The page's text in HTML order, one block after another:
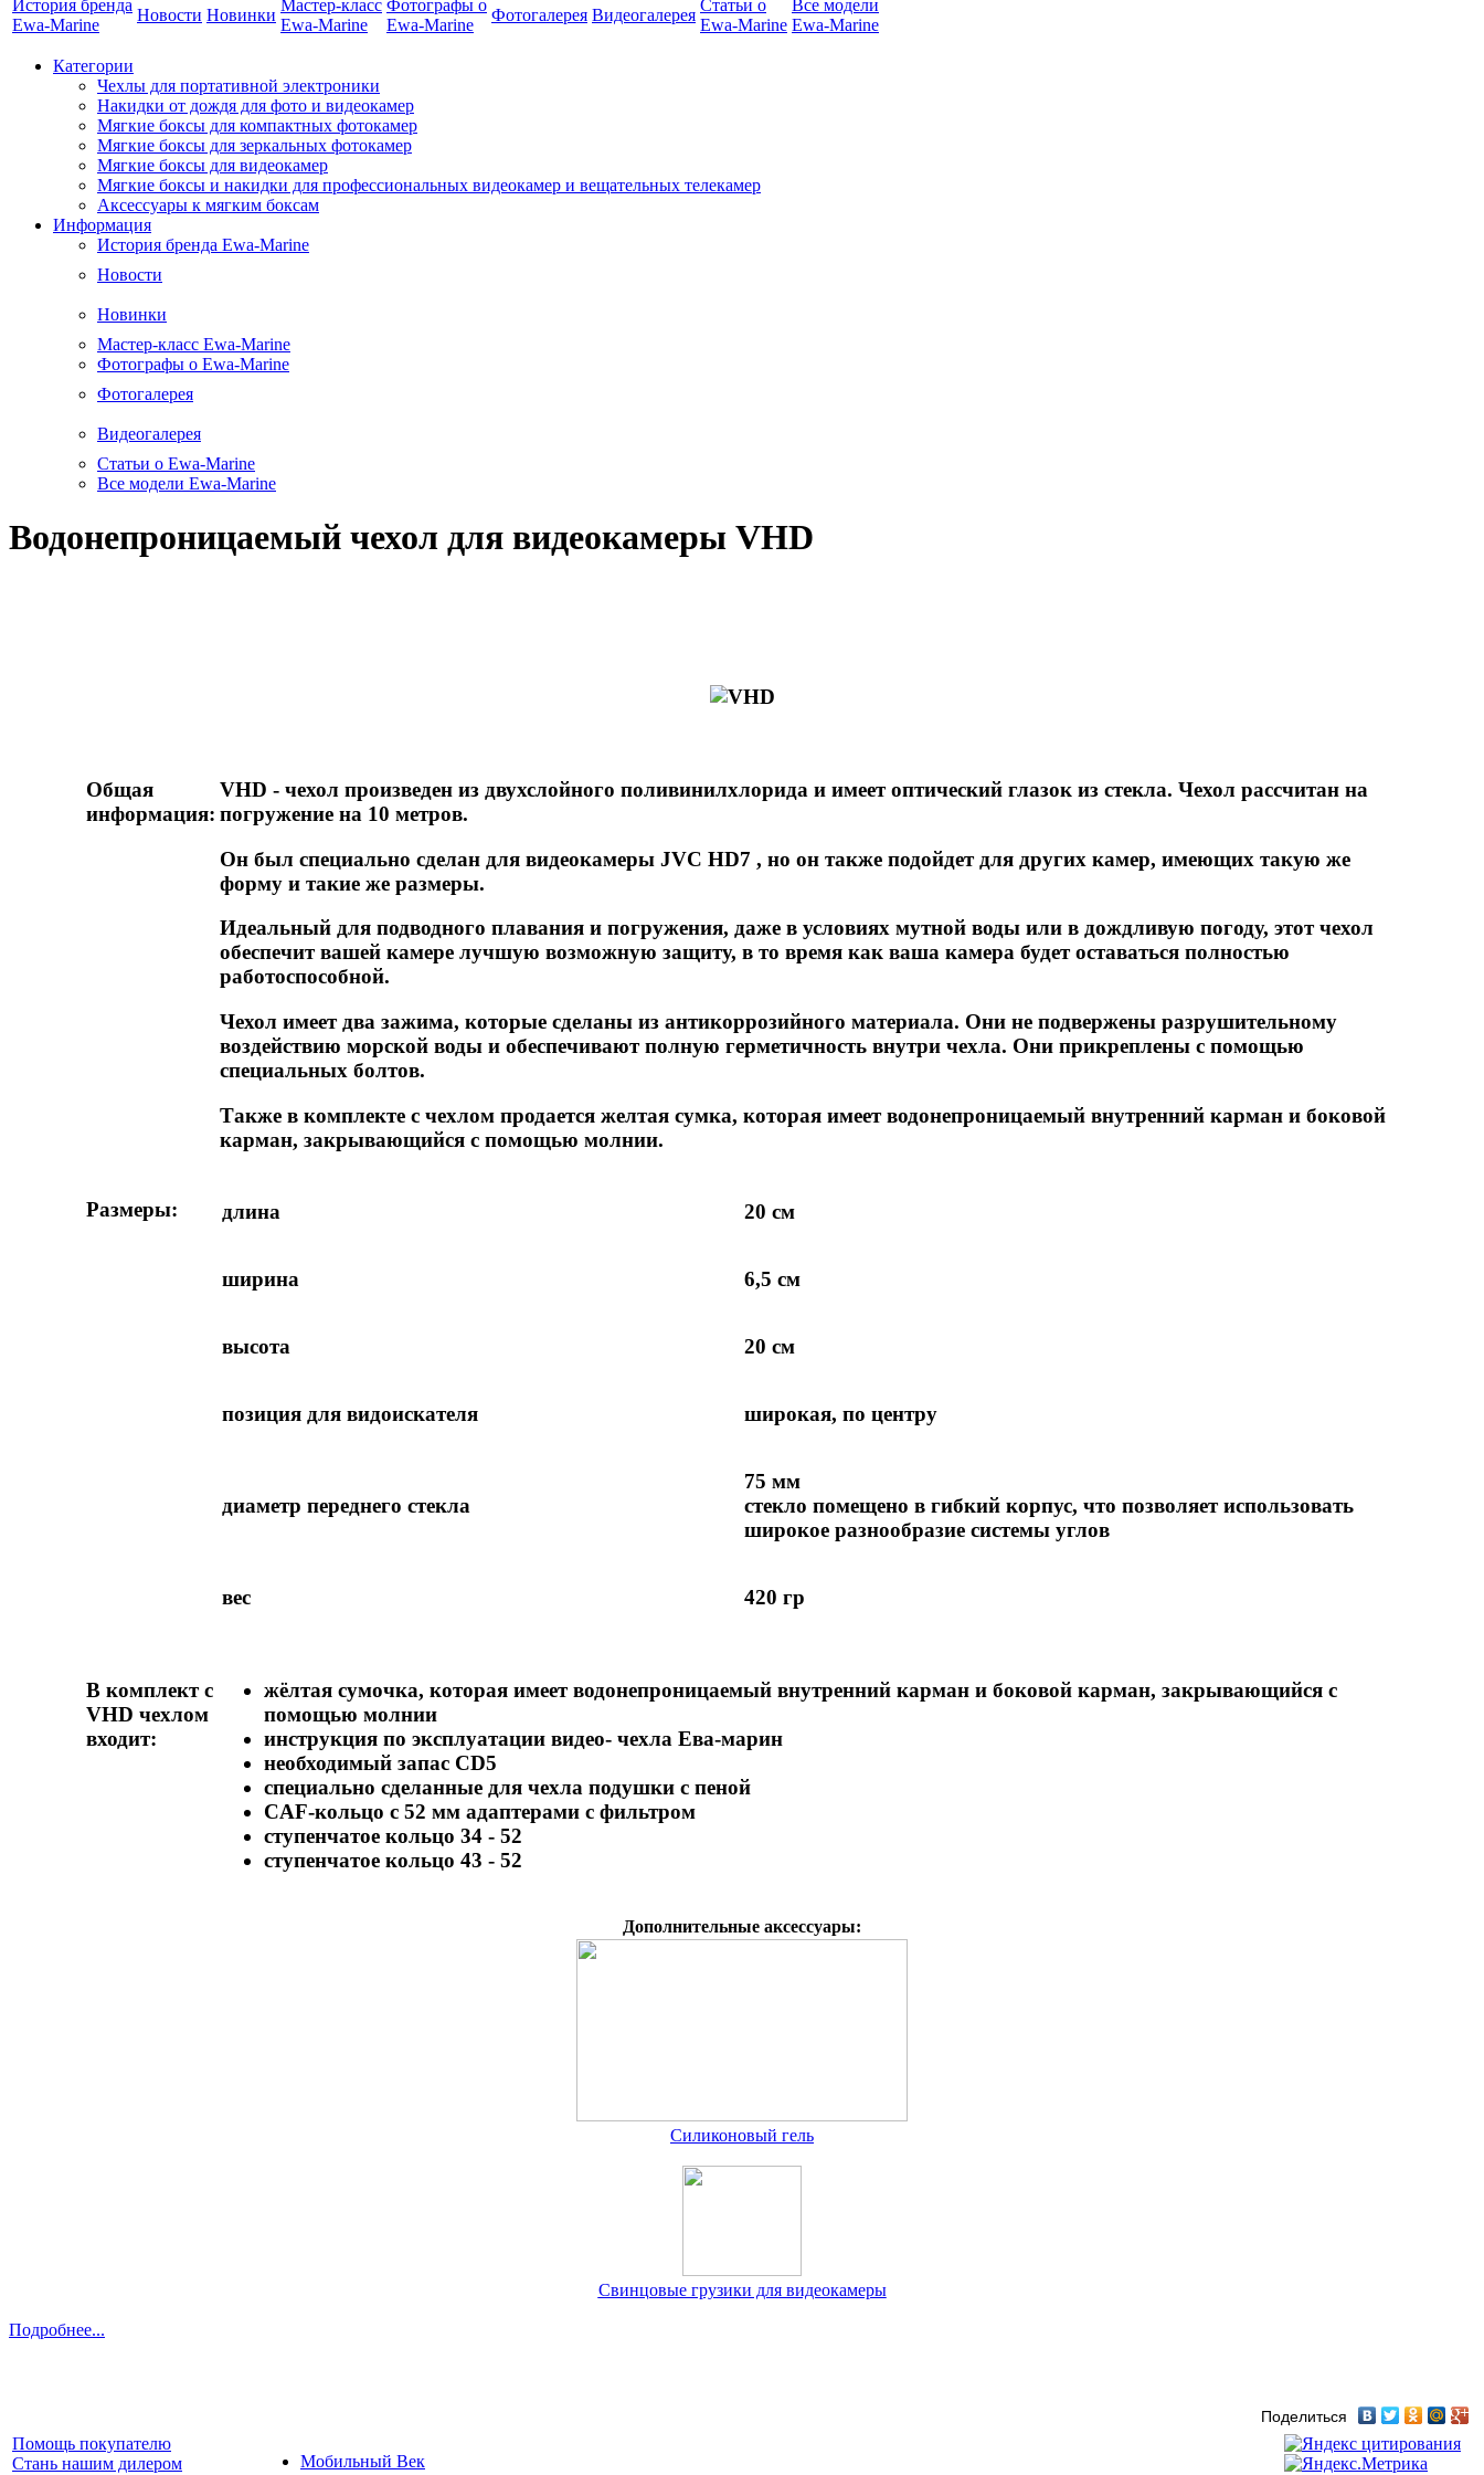
История бренда
Ewa-Marine
Новости Новинки
Мастер-класс
Ewa-Marine
Фотографы о
Ewa-Marine
Фотогалерея Видеогалерея
Статьи о
Ewa-Marine
Все модели
Ewa-Marine
Категории
Чехлы для портативной электроники
Накидки от дождя для фото и видеокамер
Мягкие боксы для компактных фотокамер
Мягкие боксы для зеркальных фотокамер
Мягкие боксы для видеокамер
Мягкие боксы и накидки для профессиональных видеокамер и вещательных телекамер
Аксессуары к мягким боксам
Информация
История бренда Ewa-Marine
Новости
Новинки
Мастер-класс Ewa-Marine
Фотографы о Ewa-Marine
Фотогалерея
Видеогалерея
Статьи о Ewa-Marine
Все модели Ewa-Marine
Водонепроницаемый чехол для видеокамеры VHD
Общая
информация:
VHD - чехол произведен из двухслойного поливинилхлорида и имеет оптический глазок из стекла. Чехол рассчитан на
погружение на 10 метров.
Он был специально сделан для видеокамеры JVC HD7 , но он также подойдет для других камер, имеющих такую же
форму и такие же размеры.
Идеальный для подводного плавания и погружения, даже в условиях мутной воды или в дождливую погоду, этот чехол
обеспечит вашей камере лучшую возможную защиту, в то время как ваша камера будет оставаться полностью
работоспособной.
Чехол имеет два зажима, которые сделаны из антикоррозийного материала. Они не подвержены разрушительному
воздействию морской воды и обеспечивают полную герметичность внутри чехла. Они прикреплены с помощью
специальных болтов.
Также в комплекте с чехлом продается желтая сумка, которая имеет водонепроницаемый внутренний карман и боковой
карман, закрывающийся с помощью молнии.
Размеры: длина 20 см
ширина 6,5 см
высота 20 см
позиция для видоискателя широкая, по центру
диаметр переднего стекла
75 мм
стекло помещено в гибкий корпус, что позволяет использовать
широкое разнообразие системы углов
вес 420 гр
В комплект с
VHD чехлом
входит:
жёлтая сумочка, которая имеет водонепроницаемый внутренний карман и боковой карман, закрывающийся с
помощью молнии
инструкция по эксплуатации видео- чехла Ева-марин
необходимый запас CD5
специально сделанные для чехла подушки с пеной
CAF-кольцо с 52 мм адаптерами с фильтром
ступенчатое кольцо 34 - 52
ступенчатое кольцо 43 - 52
Дополнительные аксессуары:
Силиконовый гель
Свинцовые грузики для видеокамеры
Подробнее...
Поделиться
Помощь покупателю
Стань нашим дилером
Мобильный Век